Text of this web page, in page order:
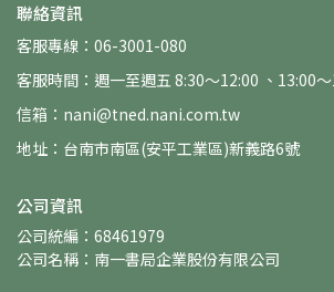
聯絡資訊
客服專線：06-3001-080
客服時間：週一至週五 8:30～12:00 、13:00
信箱：nani@tned.nani.com.tw
地址：台南市南區(安平工業區)新義路6號
公司資訊
公司統編：68461979
公司名稱：南一書局企業股份有限公司